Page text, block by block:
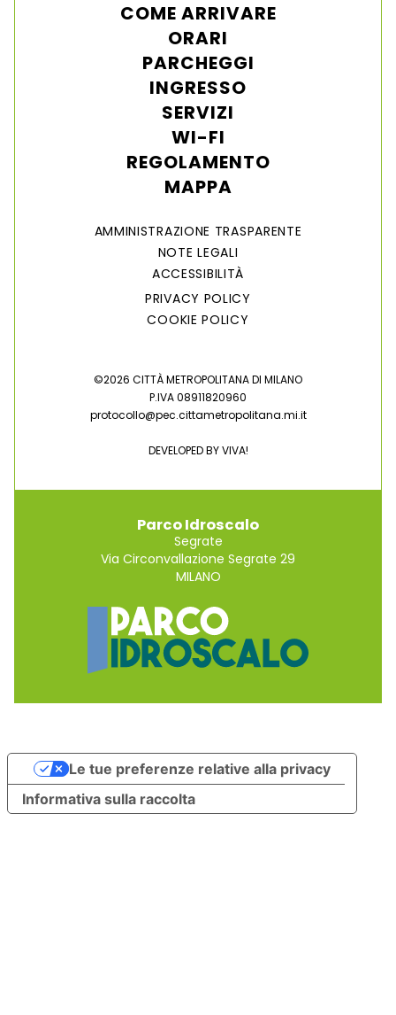
Parco Idroscalo
Segrate
Via Circonvallazione Segrate 29
MILANO
COME ARRIVARE
ORARI
PARCHEGGI
INGRESSO
SERVIZI
WI-FI
REGOLAMENTO
MAPPA
AMMINISTRAZIONE TRASPARENTE
NOTE LEGALI
ACCESSIBILITÀ
PRIVACY POLICY
COOKIE POLICY
©2026 CITTÀ METROPOLITANA DI MILANO
P.IVA 08911820960
protocollo@pec.cittametropolitana.mi.it
DEVELOPED BYVIVA!
Informativa sulla raccolta
Le tue preferenze relative alla privacy